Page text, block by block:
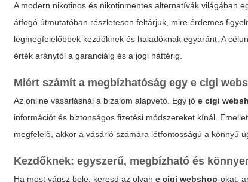
A modern nikotinos és nikotinmentes alternatívák világában
átfogó útmutatóban részletesen feltárjuk, mire érdemes
legmegfelelőbbek kezdőknek és haladóknak egyaránt. A
érték aránytól a garanciáig és a jogi háttérig.
Miért számít a megbízhatóság egye cigi
Az online vásárlásnál a bizalom alapvető. Egy jóe cigi
információt és biztonságos fizetési módszereket kínál.
megfelelõ, akkor a vásárló számára létfontosságú a könnyű
Kezdőknek: egyszerű, megbízható és
Ha most vágsz bele, keresd az olyane cigi webshop-okat,